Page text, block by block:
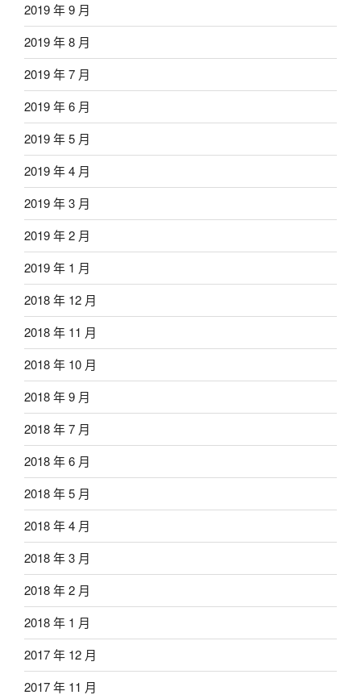
2019 年 9 月
2019 年 8 月
2019 年 7 月
2019 年 6 月
2019 年 5 月
2019 年 4 月
2019 年 3 月
2019 年 2 月
2019 年 1 月
2018 年 12 月
2018 年 11 月
2018 年 10 月
2018 年 9 月
2018 年 7 月
2018 年 6 月
2018 年 5 月
2018 年 4 月
2018 年 3 月
2018 年 2 月
2018 年 1 月
2017 年 12 月
2017 年 11 月